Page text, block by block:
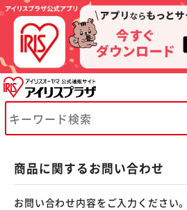
商品に関するお問い合わせ
お問い合わせ内容をご入力ください。
※ご確認ください